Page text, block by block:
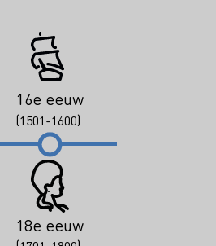
16e eeuw
(1501-1600)
18e eeuw